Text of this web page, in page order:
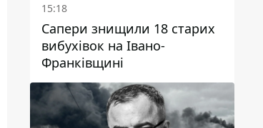
15:18
Сапери знищили 18 старих
вибухівок на Івано-
Франківщині